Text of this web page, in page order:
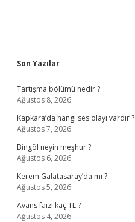
Sidebar
Son Yazılar
Tartışma bölümü nedir ?
Ağustos 8, 2026
Kapkara’da hangi ses olayı vardır ?
Ağustos 7, 2026
Bingöl neyin meşhur ?
Ağustos 6, 2026
Kerem Galatasaray’da mı ?
Ağustos 5, 2026
Avans faizi kaç TL ?
Ağustos 4, 2026